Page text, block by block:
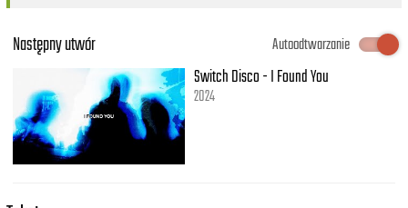
Następny utwór
Autoodtwarzanie
Switch Disco - I Found You
2024